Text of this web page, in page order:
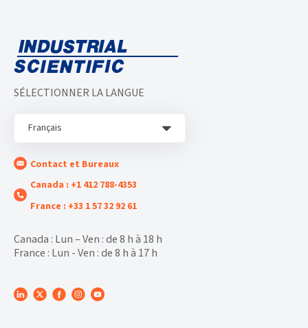
SÉLECTIONNER LA LANGUE
Français
Contact et Bureaux
Canada : +1 412 788-4353
France : +33 1 57 32 92 61
Canada : Lun – Ven : de 8 h à 18 h
France : Lun - Ven : de 8 h à 17 h